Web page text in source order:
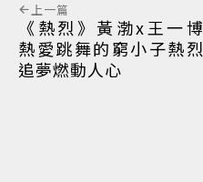
上一篇
《熱烈》黃渤x王一博
熱愛跳舞的窮小子熱烈
追夢燃動人心